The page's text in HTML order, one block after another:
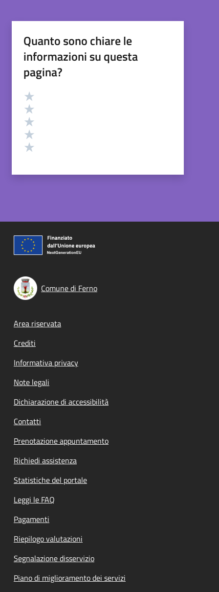
Quanto sono chiare le
informazioni su questa
pagina?
Valutazione
Comune di Ferno
Footer menu
Area riservata
Crediti
Informativa privacy
Note legali
Dichiarazione di accessibilità
Contatti
Prenotazione appuntamento
Richiedi assistenza
Statistiche del portale
Leggi le FAQ
Pagamenti
Riepilogo valutazioni
Segnalazione disservizio
Piano di miglioramento dei servizi